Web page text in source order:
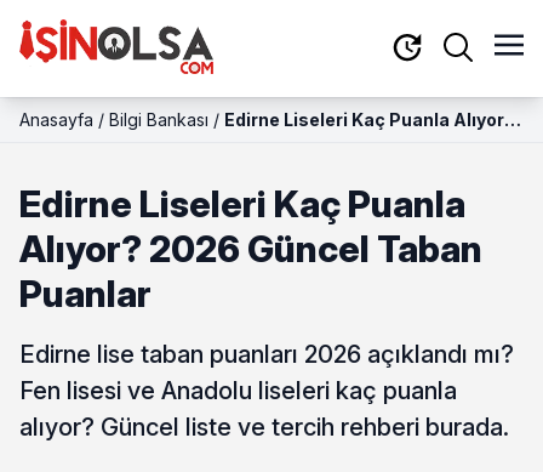
Anasayfa / Bilgi Bankası / Edirne Liseleri Kaç Puanla Alıyor?
Edirne Liseleri Kaç Puanla
Alıyor? 2026 Güncel Taban
Puanlar
Edirne lise taban puanları 2026 açıklandı mı?
Fen lisesi ve Anadolu liseleri kaç puanla
alıyor? Güncel liste ve tercih rehberi burada.